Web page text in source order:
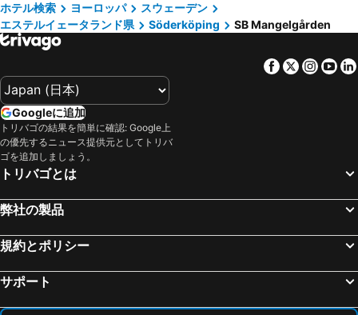
ホテル検索
ヨーロッパ
スウェーデン
エステルイェータランド県
Söderköping SB Mangelgården
Facebook
Twitter
Googleに追加
トリバゴの結果を簡単に確認: Google上
の優先するニュース提供元としてトリバ
ゴを追加しましょう。
トリバゴとは
弊社の製品
規約とポリシー
サポート